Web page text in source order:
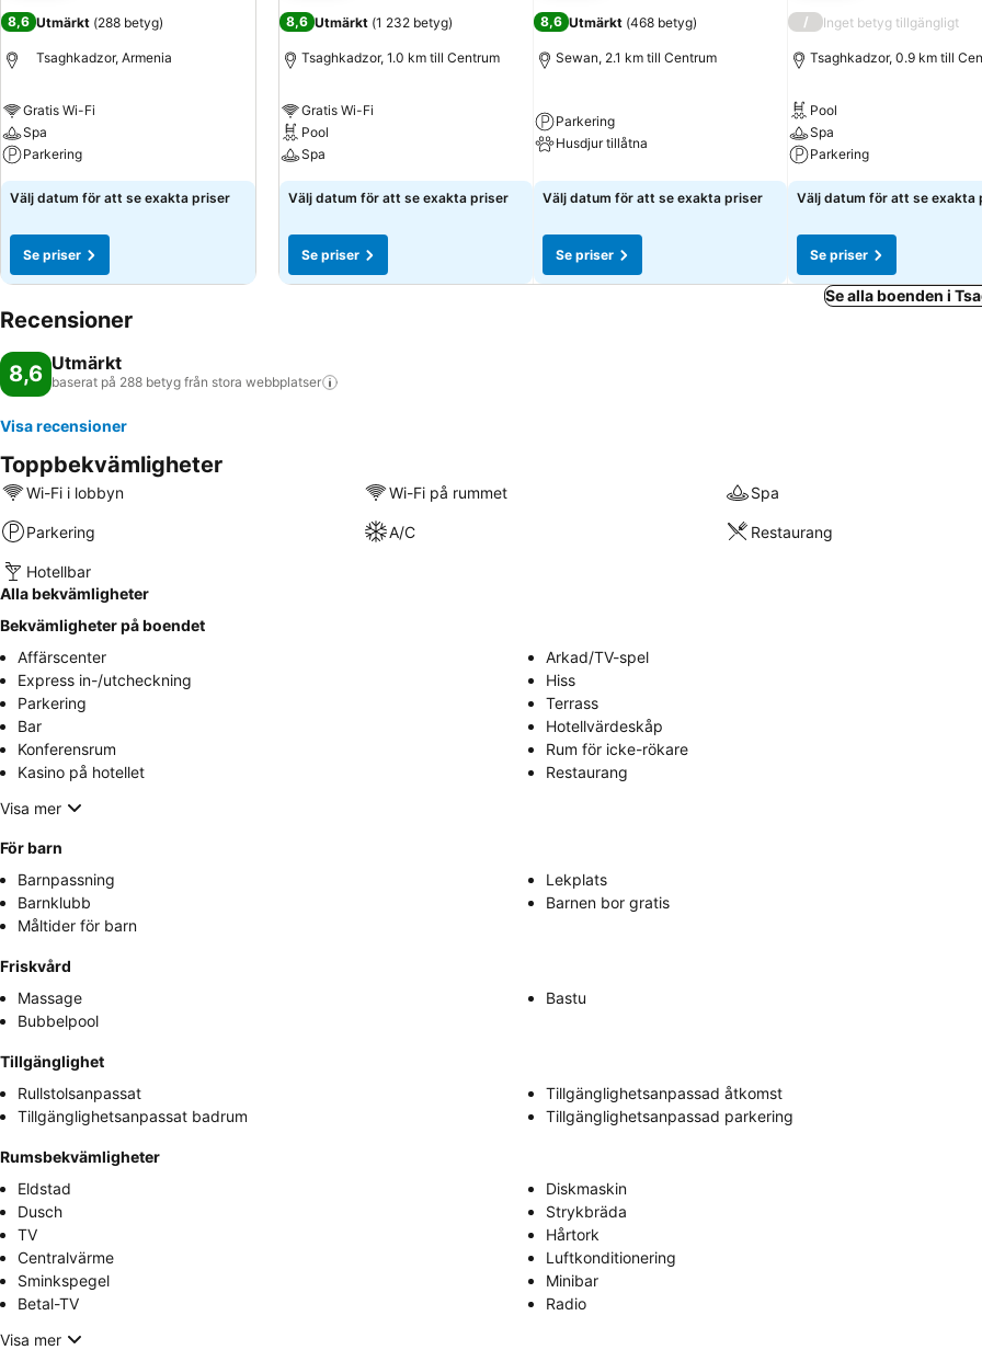
8,6 Utmärkt (288 betyg)
Tsaghkadzor, Armenia
Gratis Wi-Fi
Spa
Parkering
Välj datum för att se exakta priser
Se priser
8,6 Utmärkt (1 232 betyg)
Tsaghkadzor, 1.0 km till Centrum
Gratis Wi-Fi
Pool
Spa
Välj datum för att se exakta priser
Se priser
8,6 Utmärkt (468 betyg)
Sewan, 2.1 km till Centrum
Parkering
Husdjur tillåtna
Välj datum för att se exakta priser
Se priser
/ Inget betyg tillgängligt
Tsaghkadzor, 0.9 km till
Pool
Spa
Parkering
Välj datum för att se exakta
Se priser
Se alla boenden i
Recensioner
8,6 Utmärkt
baserat på 288 betyg från stora webbplatser
Visa recensioner
Toppbekvämligheter
Wi-Fi i lobbyn Wi-Fi på rummet Spa
Parkering A/C Restaurang
Hotellbar
Alla bekvämligheter
Bekvämligheter på boendet
Affärscenter
Arkad/TV-spel
Express in-/utcheckning
Hiss
Parkering
Terrass
Bar
Hotellvärdeskåp
Konferensrum
Rum för icke-rökare
Kasino på hotellet
Restaurang
Visa mer
För barn
Barnpassning
Lekplats
Barnklubb
Barnen bor gratis
Måltider för barn
Friskvård
Massage
Bastu
Bubbelpool
Tillgänglighet
Rullstolsanpassat
Tillgänglighetsanpassad åtkomst
Tillgänglighetsanpassat badrum
Tillgänglighetsanpassad parkering
Rumsbekvämligheter
Eldstad
Diskmaskin
Dusch
Strykbräda
TV
Hårtork
Centralvärme
Luftkonditionering
Sminkspegel
Minibar
Betal-TV
Radio
Visa mer